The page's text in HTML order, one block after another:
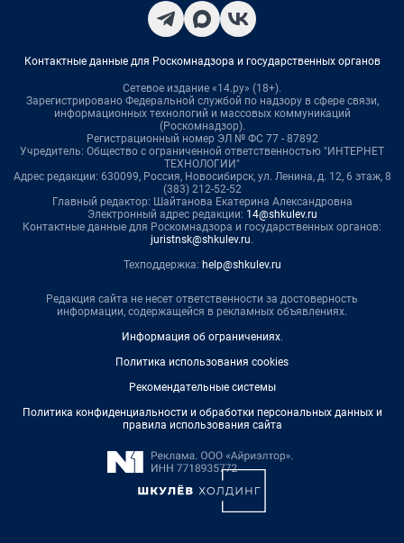
Контактные данные для Роскомнадзора и государственных органов
Сетевое издание «14.ру» (18+).
Зарегистрировано Федеральной службой по надзору в сфере связи,
информационных технологий и массовых коммуникаций
(Роскомнадзор).
Регистрационный номер ЭЛ № ФС 77 - 87892
Учредитель: Общество с ограниченной ответственностью "ИНТЕРНЕТ
ТЕХНОЛОГИИ"
Адрес редакции: 630099, Россия, Новосибирск, ул. Ленина, д. 12, 6 этаж, 8
(383) 212-52-52
Главный редактор: Шайтанова Екатерина Александровна
Электронный адрес редакции: 14@shkulev.ru
Контактные данные для Роскомнадзора и государственных органов:
juristnsk@shkulev.ru.
Техподдержка: help@shkulev.ru
Редакция сайта не несет ответственности за достоверность
информации, содержащейся в рекламных объявлениях.
Информация об ограничениях.
Политика использования cookies
Рекомендательные системы
Политика конфиденциальности и обработки персональных данных и
правила использования сайта